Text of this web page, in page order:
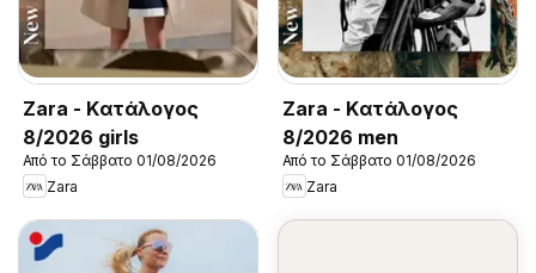
Zara - Kατάλογος
8/2026 girls
Από το Σάββατο 01/08/2026
Zara
Zara - Kατάλογος
8/2026 men
Από το Σάββατο 01/08/2026
Zara